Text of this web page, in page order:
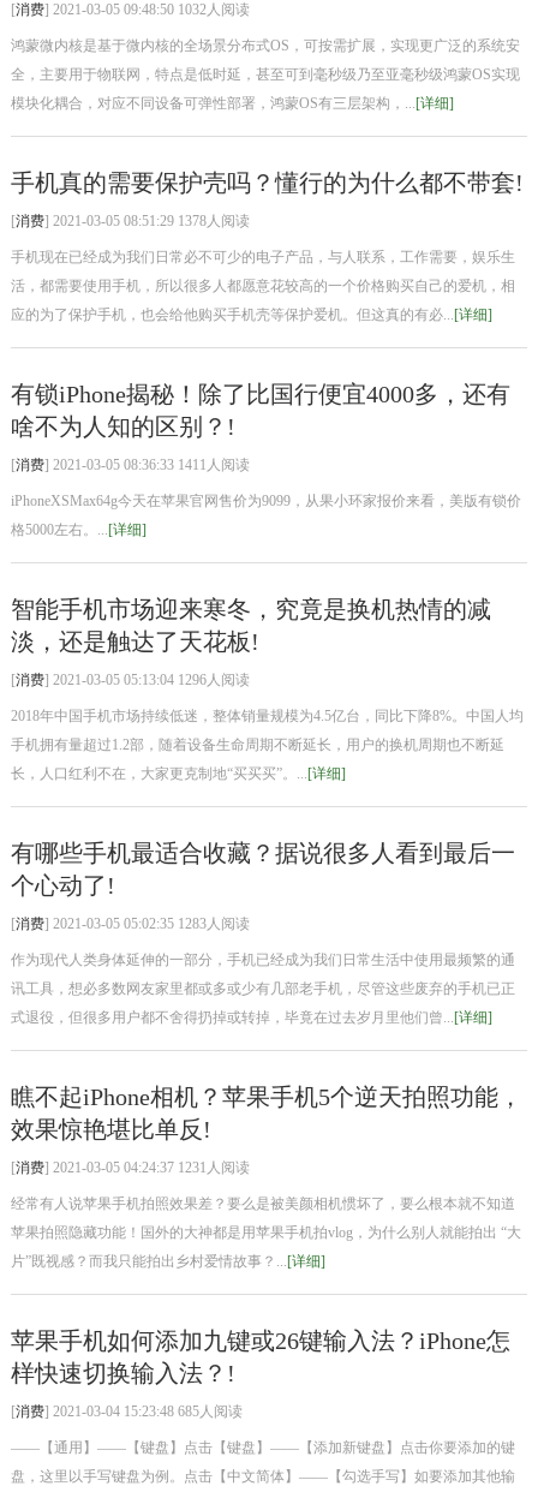
[消费] 2021-03-05 09:48:50 1032人阅读
鸿蒙微内核是基于微内核的全场景分布式OS，可按需扩展，实现更广泛的系统安
全，主要用于物联网，特点是低时延，甚至可到毫秒级乃至亚毫秒级鸿蒙OS实现
模块化耦合，对应不同设备可弹性部署，鸿蒙OS有三层架构，...[详细]
手机真的需要保护壳吗？懂行的为什么都不带套!
[消费] 2021-03-05 08:51:29 1378人阅读
手机现在已经成为我们日常必不可少的电子产品，与人联系，工作需要，娱乐生
活，都需要使用手机，所以很多人都愿意花较高的一个价格购买自己的爱机，相
应的为了保护手机，也会给他购买手机壳等保护爱机。但这真的有必...[详细]
有锁iPhone揭秘！除了比国行便宜4000多，还有
啥不为人知的区别？!
[消费] 2021-03-05 08:36:33 1411人阅读
iPhoneXSMax64g今天在苹果官网售价为9099，从果小环家报价来看，美版有锁价
格5000左右。...[详细]
智能手机市场迎来寒冬，究竟是换机热情的减
淡，还是触达了天花板!
[消费] 2021-03-05 05:13:04 1296人阅读
2018年中国手机市场持续低迷，整体销量规模为4.5亿台，同比下降8%。中国人均
手机拥有量超过1.2部，随着设备生命周期不断延长，用户的换机周期也不断延
长，人口红利不在，大家更克制地“买买买”。...[详细]
有哪些手机最适合收藏？据说很多人看到最后一
个心动了!
[消费] 2021-03-05 05:02:35 1283人阅读
作为现代人类身体延伸的一部分，手机已经成为我们日常生活中使用最频繁的通
讯工具，想必多数网友家里都或多或少有几部老手机，尽管这些废弃的手机已正
式退役，但很多用户都不舍得扔掉或转掉，毕竟在过去岁月里他们曾...[详细]
瞧不起iPhone相机？苹果手机5个逆天拍照功能，
效果惊艳堪比单反!
[消费] 2021-03-05 04:24:37 1231人阅读
经常有人说苹果手机拍照效果差？要么是被美颜相机惯坏了，要么根本就不知道
苹果拍照隐藏功能！国外的大神都是用苹果手机拍vlog，为什么别人就能拍出 “大
片”既视感？而我只能拍出乡村爱情故事？...[详细]
苹果手机如何添加九键或26键输入法？iPhone怎
样快速切换输入法？!
[消费] 2021-03-04 15:23:48 685人阅读
——【通用】——【键盘】点击【键盘】——【添加新键盘】点击你要添加的键
盘，这里以手写键盘为例。点击【中文简体】——【勾选手写】如要添加其他输